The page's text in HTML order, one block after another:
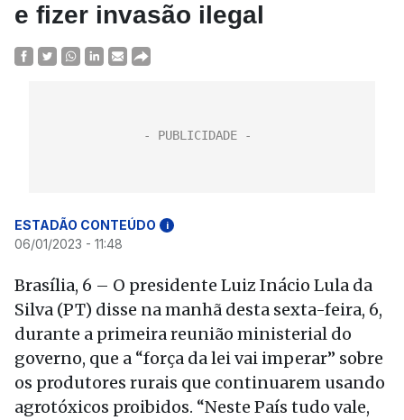
e fizer invasão ilegal
ESTADÃO CONTEÚDO i
06/01/2023 - 11:48
Brasília, 6 – O presidente Luiz Inácio Lula da
Silva (PT) disse na manhã desta sexta-feira, 6,
durante a primeira reunião ministerial do
governo, que a “força da lei vai imperar” sobre
os produtores rurais que continuarem usando
agrotóxicos proibidos. “Neste País tudo vale,